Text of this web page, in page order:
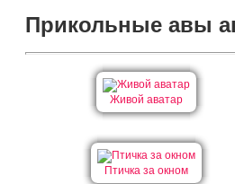
Прикольные авы
Живой аватар
Птичка за окном